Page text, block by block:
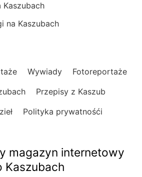
na Kaszubach
Wywiady
Fotoreportaże
Przepisy z Kaszub
Polityka prywatnośći
magazyn internetowy
Kaszubach